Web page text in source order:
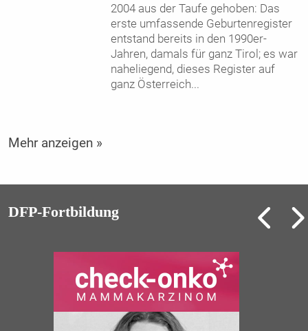
2004 aus der Taufe gehoben: Das
erste umfassende Geburtenregister
entstand bereits in den 1990er-
Jahren, damals für ganz Tirol; es war
naheliegend, dieses Register auf
ganz Österreich...
Mehr anzeigen »
DFP-Fortbildung